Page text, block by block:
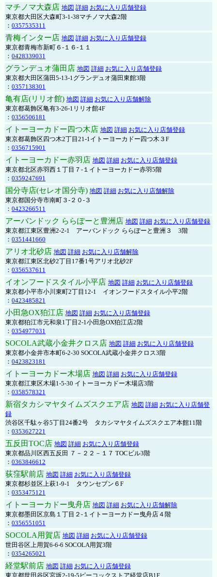
マチノマ大森店 地図 詳細 お気に入り店舗登録
東京都大田区大森町3-1-38マチノマ大森2階
： 0357535311
青梅インター店 地図 詳細 お気に入り店舗登録
東京都青梅市新町６-１６-１１
： 0428339031
グランデュオ蒲田店 地図 詳細 お気に入り店舗登録
東京都大田区蒲田5-13-1グランデュオ蒲田東館3階
： 0357138301
亀有店(リリオ館) 地図 詳細 お気に入り店舗解除
東京都葛飾区亀有3-26-1リリオ館4F
： 0356506181
イトーヨーカドー四つ木店 地図 詳細 お気に入り店舗登録
東京都葛飾区四つ木2丁目21-1イトーヨーカドー四つ木３F
： 0356715901
イトーヨーカドー赤羽店 地図 詳細 お気に入り店舗登録
東京都北区赤羽西１丁目７-１イトーヨーカドー赤羽5階
： 0359247691
国分寺店(セレオ国分寺) 地図 詳細 お気に入り店舗解除
東京都国分寺市南町３-２０-３
： 0423266511
アーバンドック ららぽーと豊洲店 地図 詳細 お気に入り店舗登録
東京都江東区豊洲2-2-1 アーバンドック ららぽーと豊洲３ 3階
： 0351441660
アリオ北砂店 地図 詳細 お気に入り店舗解除
東京都江東区北砂2丁目17番1号アリオ北砂2F
： 0356537611
イオンフードスタイル小平店 地図 詳細 お気に入り店舗登録
東京都小平市小川東町2丁目12-1 イオンフードスタイル小平2階
： 0423485821
小田急OX狛江店 地図 詳細 お気に入り店舗登録
東京都狛江市元和泉1丁目2-1小田急OX狛江店2階
： 0354977031
SOCOLA武蔵小金井クロス店 地図 詳細 お気に入り店舗登録
東京都小金井市本町6-2-30 SOCOLA武蔵小金井クロス3階
： 0423823181
イトーヨーカドー木場店 地図 詳細 お気に入り店舗登録
東京都江東区木場1-5-30 イトーヨーカドー木場店3階
： 0358578321
新宿タカシマヤタイムズスクエア店 地図 詳細 お気に入り店舗登
録
渋谷区千駄ヶ谷5丁目24番2号 タカシマヤタイムズスクエア本館11階
： 0353627221
五反田TOC店 地図 詳細 お気に入り店舗登録
東京都品川区西五反田 ７－２２－１７ TOCビル3階
： 0363846612
荻窪駅前店 地図 詳細 お気に入り店舗登録
東京都杉並区上萩1-9-1 タウンセブン６F
： 0353475121
イトーヨーカドー曳舟店 地図 詳細 お気に入り店舗解除
東京都墨田区京島１丁目２-１イトーヨーカドー曳舟店４階
： 0356551051
SOCOLA用賀店 地図 詳細 お気に入り店舗登録
世田谷区上用賀6-6-6 SOCOLA用賀3階
： 0354265021
経堂駅前店 地図 詳細 お気に入り店舗登録
東京都世田谷区宮坂2-19-5ピーコックストア経堂店B1F